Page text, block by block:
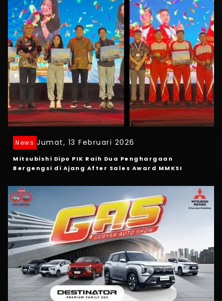
News Jumat, 13 Februari 2026
Mitsubishi Dipo PIK Raih Dua Penghargaan
Bergengsi di Ajang After Sales Award MMKSI